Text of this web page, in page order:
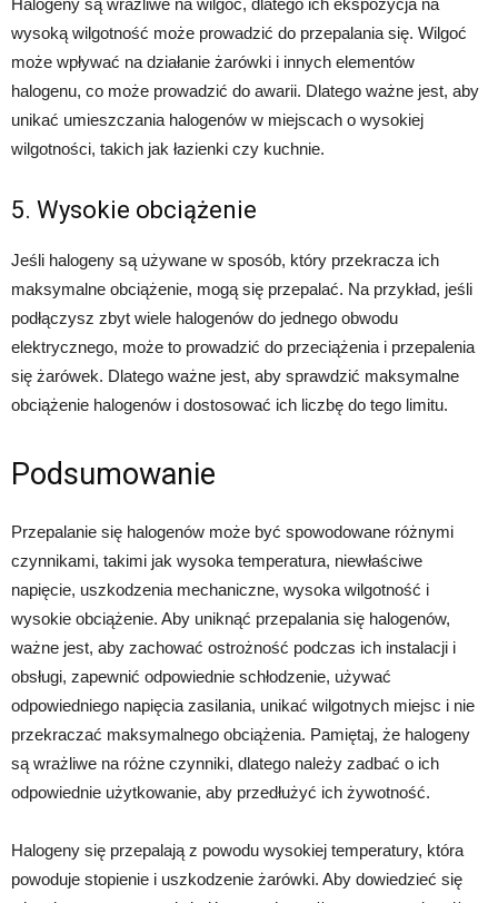
wysoką wilgotność może prowadzić do przepalania się. Wilgoć
może wpływać na działanie żarówki i innych elementów
halogenu, co może prowadzić do awarii. Dlatego ważne jest, aby
unikać umieszczania halogenów w miejscach o wysokiej
wilgotności, takich jak łazienki czy kuchnie.
5. Wysokie obciążenie
Jeśli halogeny są używane w sposób, który przekracza ich
maksymalne obciążenie, mogą się przepalać. Na przykład, jeśli
podłączysz zbyt wiele halogenów do jednego obwodu
elektrycznego, może to prowadzić do przeciążenia i przepalenia
się żarówek. Dlatego ważne jest, aby sprawdzić maksymalne
obciążenie halogenów i dostosować ich liczbę do tego limitu.
Podsumowanie
Przepalanie się halogenów może być spowodowane różnymi
czynnikami, takimi jak wysoka temperatura, niewłaściwe
napięcie, uszkodzenia mechaniczne, wysoka wilgotność i
wysokie obciążenie. Aby uniknąć przepalania się halogenów,
ważne jest, aby zachować ostrożność podczas ich instalacji i
obsługi, zapewnić odpowiednie schłodzenie, używać
odpowiedniego napięcia zasilania, unikać wilgotnych miejsc i nie
przekraczać maksymalnego obciążenia. Pamiętaj, że halogeny
są wrażliwe na różne czynniki, dlatego należy zadbać o ich
odpowiednie użytkowanie, aby przedłużyć ich żywotność.
Halogeny się przepalają z powodu wysokiej temperatury, która
powoduje stopienie i uszkodzenie żarówki. Aby dowiedzieć się